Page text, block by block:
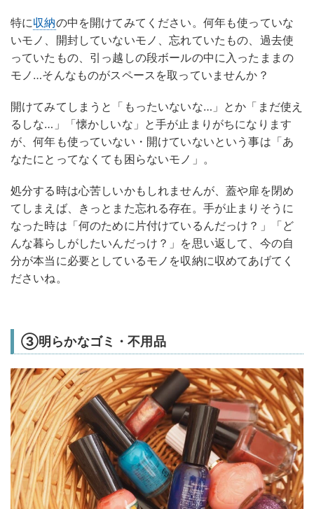
特に収納の中を開けてみてください。何年も使っていな
いモノ、開封していないモノ、忘れていたもの、過去使
っていたもの、引っ越しの段ボールの中に入ったままの
モノ…そんなものがスペースを取っていませんか？
開けてみてしまうと「もったいないな…」とか「まだ使え
るしな…」「懐かしいな」と手が止まりがちになります
が、何年も使っていない・開けていないという事は「あ
なたにとってなくても困らないモノ」。
処分する時は心苦しいかもしれませんが、蓋や扉を閉め
てしまえば、きっとまた忘れる存在。手が止まりそうに
なった時は「何のために片付けているんだっけ？」「ど
んな暮らしがしたいんだっけ？」を思い返して、今の自
分が本当に必要としているモノを収納に収めてあげてく
ださいね。
③明らかなゴミ・不用品